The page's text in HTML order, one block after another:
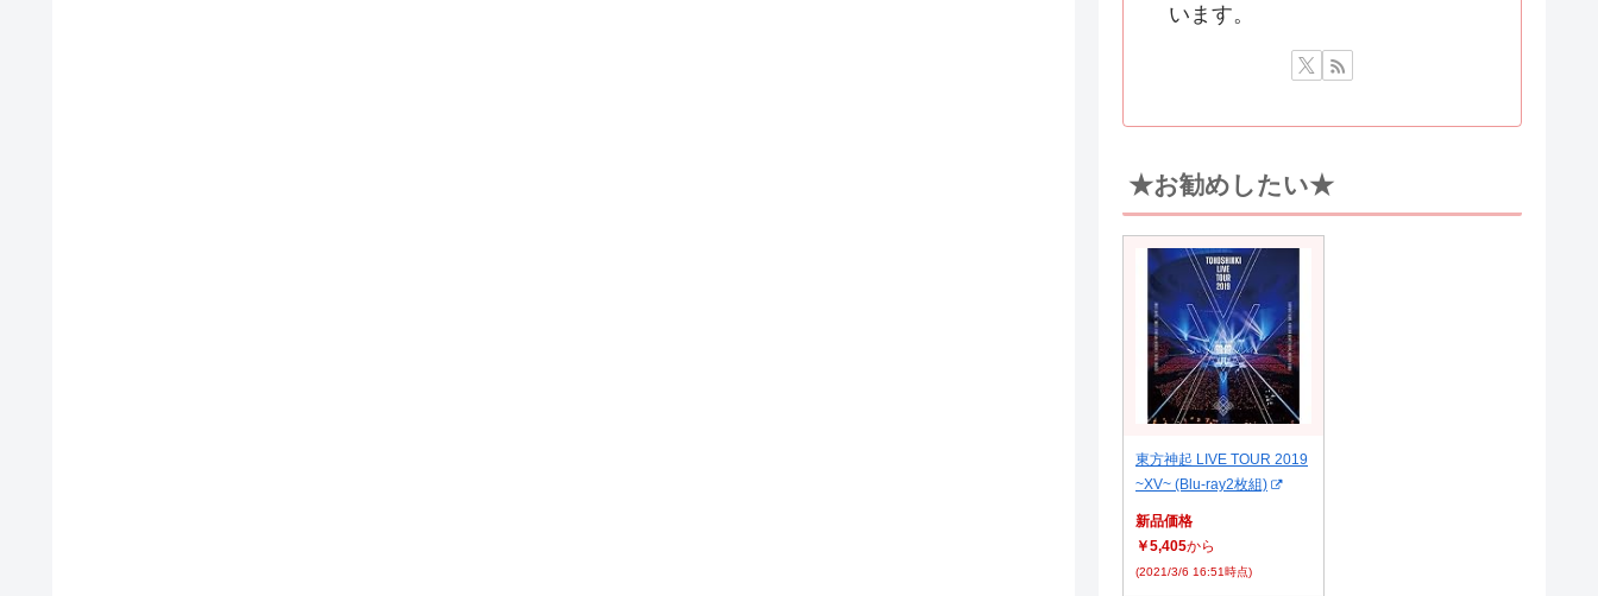
います。
★お勧めしたい★
東方神起 LIVE TOUR 2019
~XV~ (Blu-ray2枚組)
新品価格
￥5,405から
(2021/3/6 16:51時点)